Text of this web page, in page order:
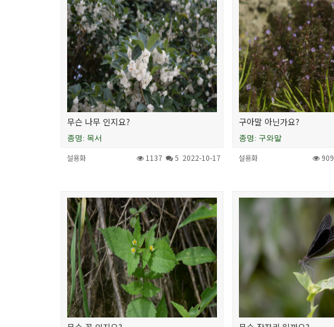
무슨 나무 인지요?
종명: 목서
설용화 1137 5 2022-10-17
구아말 아닌가요?
종명: 구와말
설용화 909